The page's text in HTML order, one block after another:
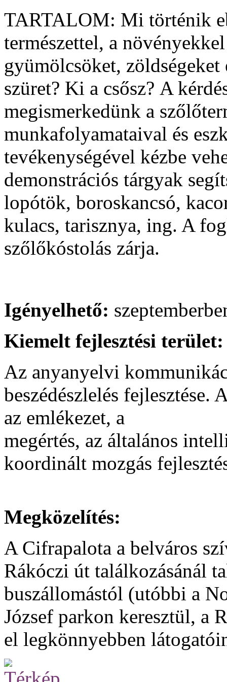
TARTALOM: Mi történik
természettel, a
gyümölcsöket,
szüret? Ki a csősz? A
megismerkedünk a
munkafolyamataival és
tevékenységével kézbe
demonstrációs tárgyak
lopótök, boroskancsó,
kulacs, tarisznya, ing. A
szőlőkóstolás zárja.
Igényelhető:
Kiemelt fejlesztési terület:
Az anyanyelvi
beszédészlelés
az emlékezet, a
megértés, az általános
koordinált mozgás
Megközelítés:
A Cifrapalota a belváros
Rákóczi út találkozásánál
buszállomástól (utóbbi a
József parkon keresztül, a
el legkönnyebben